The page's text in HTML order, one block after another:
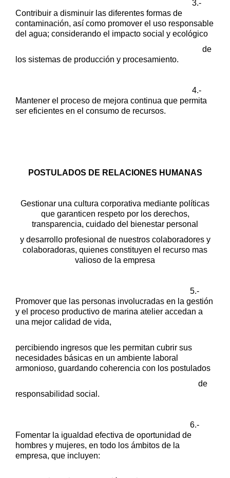
3.-
Contribuir a disminuir las diferentes formas de
contaminación, así como promover el uso responsable
del agua; considerando el impacto social y ecológico
de
los sistemas de producción y procesamiento.
4.-
Mantener el proceso de mejora continua que permita
ser eficientes en el consumo de recursos.
POSTULADOS DE RELACIONES HUMANAS
Gestionar una cultura corporativa mediante políticas
que garanticen respeto por los derechos,
transparencia, cuidado del bienestar personal
y desarrollo profesional de nuestros colaboradores y
colaboradoras, quienes constituyen el recurso mas
valioso de la empresa
5.-
Promover que las personas involucradas en la gestión
y el proceso productivo de marina atelier accedan a
una mejor calidad de vida,
percibiendo ingresos que les permitan cubrir sus
necesidades básicas en un ambiente laboral
armonioso, guardando coherencia con los postulados
de
responsabilidad social.
6.-
Fomentar la igualdad efectiva de oportunidad de
hombres y mujeres, en todo los ámbitos de la
empresa, que incluyen: